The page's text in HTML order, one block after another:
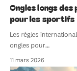
Ongles longs
pour les sportifs
Les règles
ongles pour…
11 mars 2026